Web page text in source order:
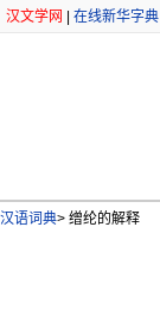
汉文学网 在线新华字典
汉语词典> 缯纶的解释